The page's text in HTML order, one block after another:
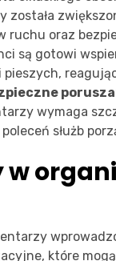
została
ruchu oraz
są gotowi
pieszych,
wymaga
służb
w
które